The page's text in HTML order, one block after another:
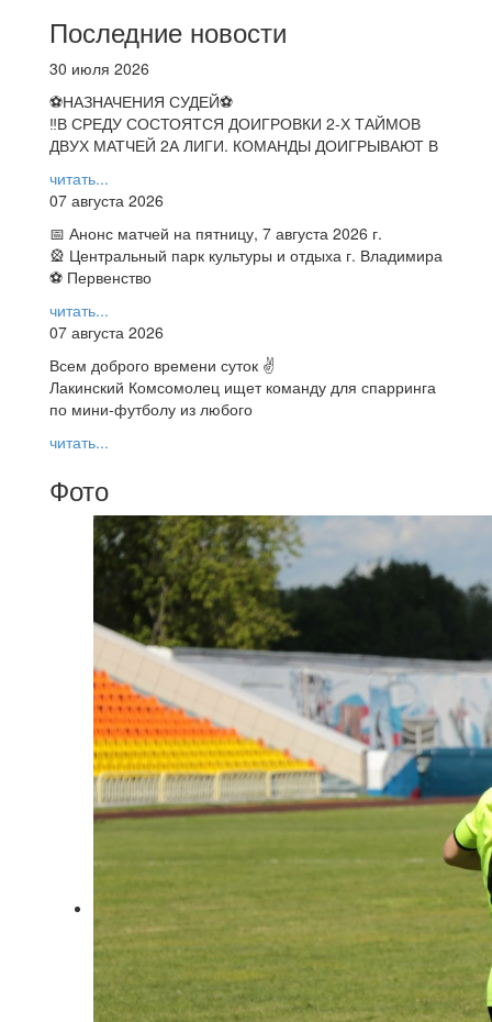
Последние новости
30 июля 2026
⚽НАЗНАЧЕНИЯ СУДЕЙ⚽
‼В СРЕДУ СОСТОЯТСЯ ДОИГРОВКИ 2-Х ТАЙМОВ
ДВУХ МАТЧЕЙ 2А ЛИГИ. КОМАНДЫ ДОИГРЫВАЮТ В
читать...
07 августа 2026
📅 Анонс матчей на пятницу, 7 августа 2026 г.
🎡 Центральный парк культуры и отдыха г. Владимира
⚽ Первенство
читать...
07 августа 2026
Всем доброго времени суток ✌
Лакинский Комсомолец ищет команду для спарринга
по мини-футболу из любого
читать...
Фото